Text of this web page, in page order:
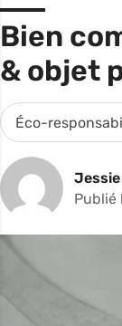
Bien
& objet
Éco-
Publié